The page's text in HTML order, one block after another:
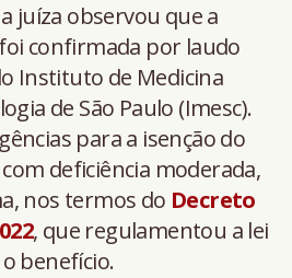
juíza observou que a
confirmada por laudo
Instituto de Medicina
de São Paulo (Imesc).
para a isenção do
deficiência moderada,
nos termos do Decreto
, que regulamentou a lei
benefício.